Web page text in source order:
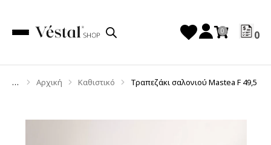
0
You are here:
Αρχική Καθιστικό Τραπεζάκι σαλονιού Mastea F 49,5